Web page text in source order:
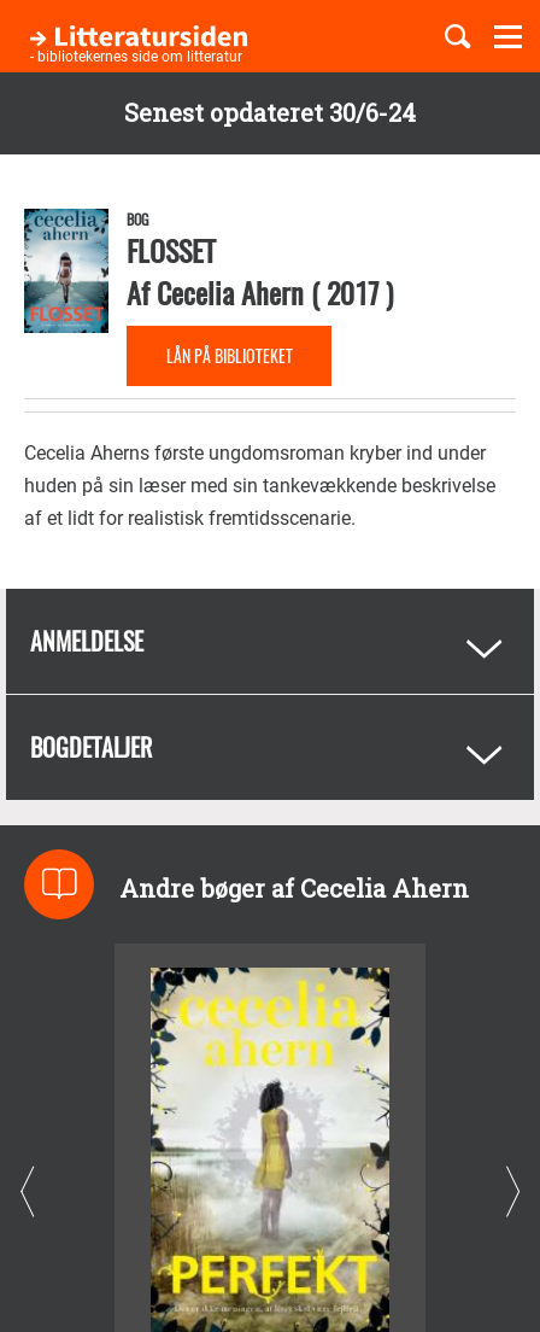
Senest opdateret 30/6-24
hovedindhold
- bibliotekernes side om litteratur
Børnebøger
Temaer
BOG
FLOSSET
AfCecelia Ahern(2017)
LÅN PÅ BIBLIOTEKET
Cecelia Aherns første ungdomsroman kryber ind under
huden på sin læser med sin tankevækkende beskrivelse
af et lidt for realistisk fremtidsscenarie.
ANMELDELSE
BOGDETALJER
Andre bøger af Cecelia Ahern